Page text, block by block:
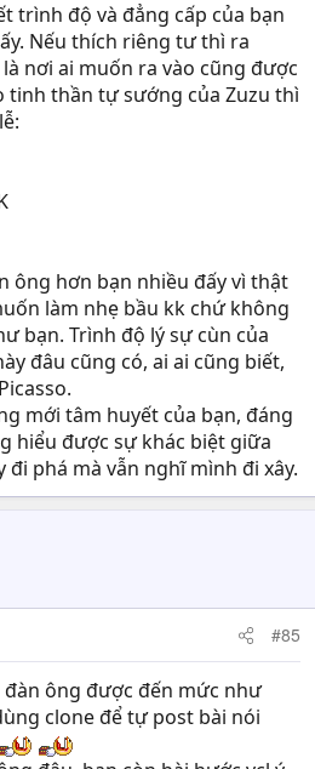
trình độ và đẳng cấp của bạn
Nếu thích riêng tư thì ra
nơi ai muốn ra vào cũng được
tinh thần tự sướng của Zuzu thì
ông hơn bạn nhiều đấy vì thật
làm nhẹ bầu kk chứ không
bạn. Trình độ lý sự cùn của
đâu cũng có, ai ai cũng biết,
mới tâm huyết của bạn, đáng
hiểu được sự khác biệt giữa
đi phá mà vẫn nghĩ mình đi xây.
#85
ông được đến mức như
clone để tự post bài nói